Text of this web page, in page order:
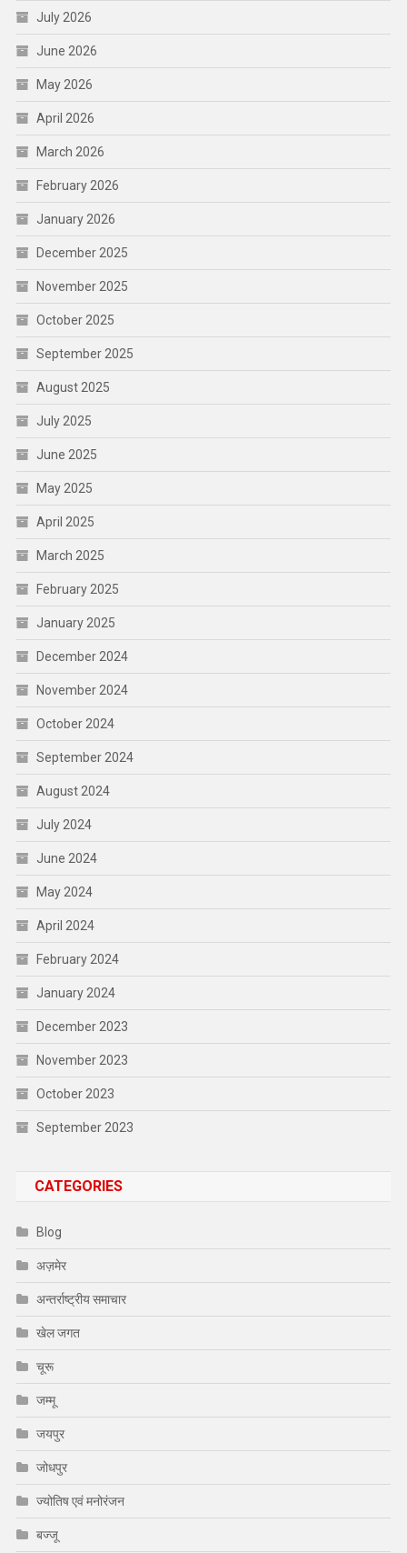
July 2026
June 2026
May 2026
April 2026
March 2026
February 2026
January 2026
December 2025
November 2025
October 2025
September 2025
August 2025
July 2025
June 2025
May 2025
April 2025
March 2025
February 2025
January 2025
December 2024
November 2024
October 2024
September 2024
August 2024
July 2024
June 2024
May 2024
April 2024
February 2024
January 2024
December 2023
November 2023
October 2023
September 2023
CATEGORIES
Blog
अज़मेर
अन्तर्राष्ट्रीय समाचार
खेल जगत
चूरू
जम्मू
जयपुर
जोधपुर
ज्योतिष एवं मनोरंजन
बज्जू